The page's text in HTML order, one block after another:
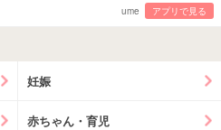
ume アプリで見る
妊娠
赤ちゃん・育児